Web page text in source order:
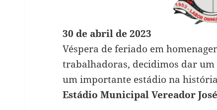
30 de abril de 2023
Véspera de feriado em
trabalhadoras, decidimos dar um
um importante estádio na
Estádio Municipal Vereador